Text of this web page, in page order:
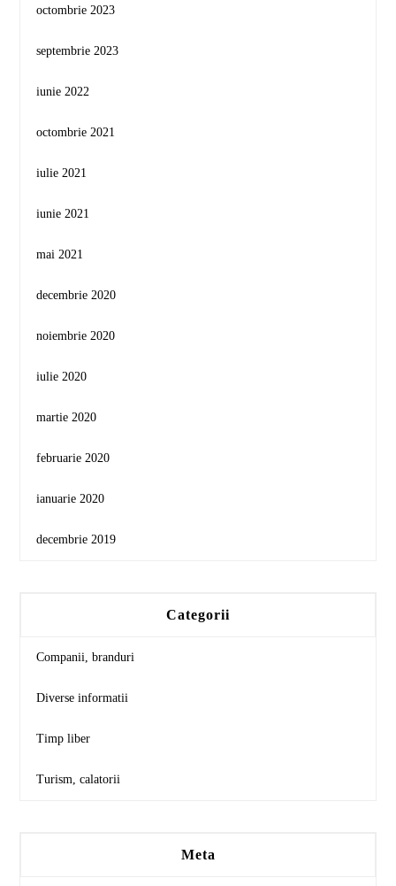
octombrie 2023
septembrie 2023
iunie 2022
octombrie 2021
iulie 2021
iunie 2021
mai 2021
decembrie 2020
noiembrie 2020
iulie 2020
martie 2020
februarie 2020
ianuarie 2020
decembrie 2019
Categorii
Companii, branduri
Diverse informatii
Timp liber
Turism, calatorii
Meta